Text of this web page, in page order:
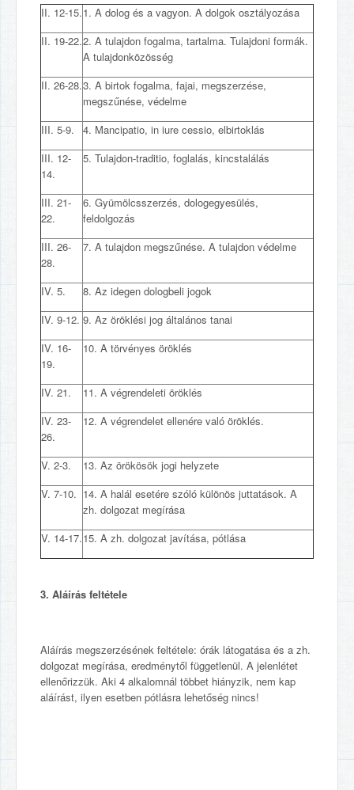
II. 12-15.1. A dolog és a vagyon. A dolgok osztályozása
II. 19-22.2. A tulajdon fogalma, tartalma. Tulajdoni formák.
A tulajdonközösség
II. 26-28.3. A birtok fogalma, fajai, megszerzése,
megszűnése, védelme
III. 5-9.
4. Mancipatio, in iure cessio, elbirtoklás
III. 12-
14.
5. Tulajdon-traditio, foglalás, kincstalálás
III. 21-
22.
6. Gyümölcsszerzés, dologegyesülés,
feldolgozás
III. 26-
28.
7. A tulajdon megszűnése. A tulajdon védelme
IV. 5.
8. Az idegen dologbeli jogok
IV. 9-12. 9. Az öröklési jog általános tanai
IV. 16-
19.
10. A törvényes öröklés
IV. 21.
11. A végrendeleti öröklés
IV. 23-
26.
12. A végrendelet ellenére való öröklés.
V. 2-3.
13. Az örökösök jogi helyzete
V. 7-10. 14. A halál esetére szóló különös juttatások. A
zh. dolgozat megírása
V. 14-17.15. A zh. dolgozat javítása, pótlása
3. Aláírás feltétele
Aláírás megszerzésének feltétele: órák látogatása és a zh.
dolgozat megírása, eredménytől függetlenül. A jelenlétet
ellenőrizzük. Aki 4 alkalomnál többet hiányzik, nem kap
aláírást, ilyen esetben pótlásra lehetőség nincs!